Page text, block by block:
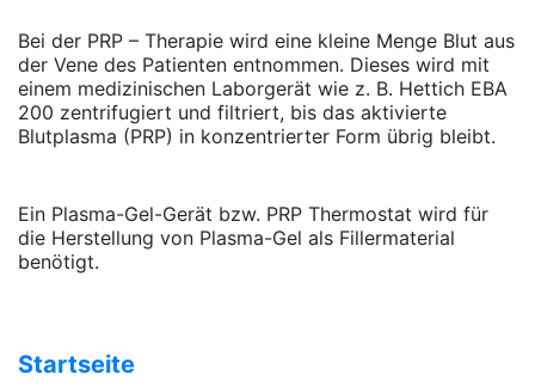
Bei der PRP – Therapie wird eine kleine Menge Blut aus
der Vene des Patienten entnommen. Dieses wird mit
einem medizinischen Laborgerät wie z. B. Hettich EBA
200 zentrifugiert und filtriert, bis das aktivierte
Blutplasma (PRP) in konzentrierter Form übrig bleibt.
Ein Plasma-Gel-Gerät bzw. PRP Thermostat wird für
die Herstellung von Plasma-Gel als Fillermaterial
benötigt.
Startseite